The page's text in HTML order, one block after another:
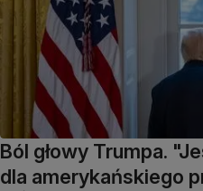
Ból głowy Trumpa.
dla amerykańskiego